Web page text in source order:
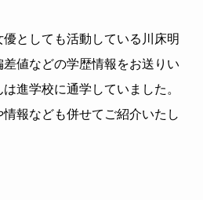
としても活動している川床明
値などの学歴情報をお送りい
進学校に通学していました。
報なども併せてご紹介いたし